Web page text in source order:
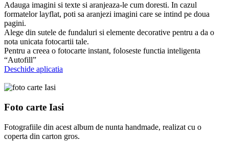
Adauga imagini si texte si aranjeaza-le cum doresti. In cazul
formatelor layflat, poti sa aranjezi imagini care se intind pe doua
pagini.
Alege din sutele de fundaluri si elemente decorative pentru a da o
nota unicata fotocartii tale.
Pentru a creea o fotocarte instant, foloseste functia inteligenta
“Autofill”
Deschide aplicatia
Foto carte Iasi
Fotografiile din acest album de nunta handmade, realizat cu o
coperta din carton gros.